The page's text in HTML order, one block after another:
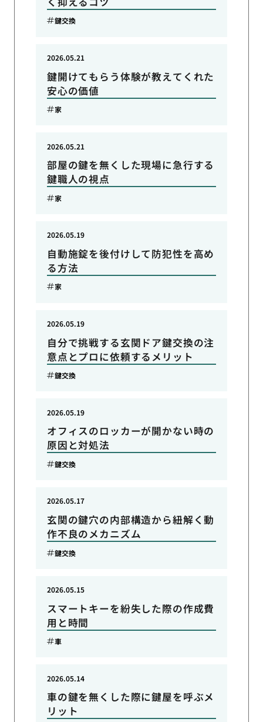
鍵交換
鍵開けてもらう体験が教えてくれた
安心の価値
2026.05.21
家
部屋の鍵を無くした現場に急行する
鍵職人の視点
2026.05.21
家
自動施錠を後付けして防犯性を高め
る方法
2026.05.19
家
自分で挑戦する玄関ドア鍵交換の注
意点とプロに依頼するメリット
2026.05.19
鍵交換
オフィスのロッカーが開かない時の
原因と対処法
2026.05.19
鍵交換
玄関の鍵穴の内部構造から紐解く動
作不良のメカニズム
2026.05.17
鍵交換
スマートキーを紛失した際の作成費
用と時間
2026.05.15
車
車の鍵を無くした際に鍵屋を呼ぶメ
リット
2026.05.14